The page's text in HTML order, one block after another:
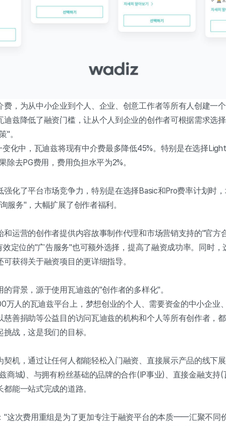
费，为从中小企业到个人、企业、创意工作者等所有人创建一
迪兹降低了融资门槛，让从个人到企业的创作者可根据需求选
"。
化中，瓦迪兹将现有中介费最多降低45%。特别是在选择
除去PG费用，费用负担水平为2%。
强化了平台市场竞争力，特别是在选择Basic和Pro费率计划时
服务"，大幅扩展了创作者福利。
和运营的创作者提供内容故事制作代理和市场营销支持的"官方
定位的"广告服务"也可额外选择，提高了融资成功率。同时
获得关于融资项目的更详细指导。
背景，源于使用瓦迪兹的"创作者的多样化"。
万人的瓦迪兹平台上，梦想创业的个人、需要资金的中小企业
慈善捐助等公益目的访问瓦迪兹的机构和个人等所有创作者，
战，这是我们的目标。
契机，通过让任何人都能轻松入门融资、直接展示产品的线下
商城)、与拥有粉丝基础的品牌的合作(IP事业)、直接金融支持
能一站式完成的道路。
"这次费用重组是为了更加专注于融资平台的本质——汇聚不同